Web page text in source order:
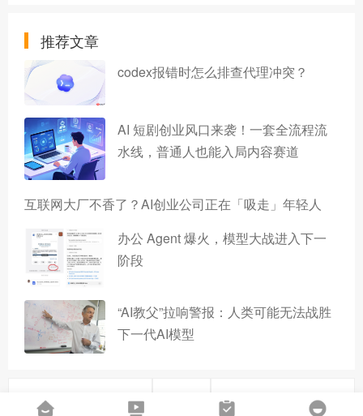
推荐文章
codex报错时怎么排查代理冲突？
AI 短剧创业风口来袭！一套全流程流
水线，普通人也能入局内容赛道
互联网大厂不香了？AI创业公司正在「吸走」年轻人
办公 Agent 爆火，模型大战进入下一
阶段
“AI教父”拉响警报：人类可能无法战胜
下一代AI模型